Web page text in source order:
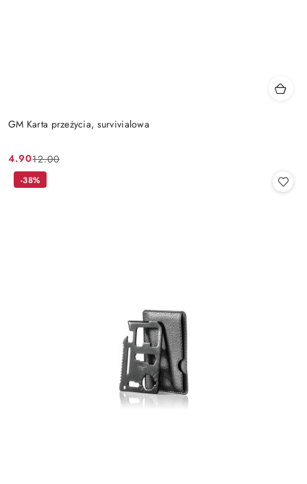
GM Karta przeżycia, survivialowa
Cena
promocyjna:
4.90
Cena
przed
12.00
-38%